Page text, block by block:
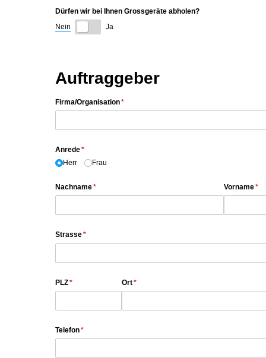
Dürfen wir bei Ihnen Grossgeräte abholen?
Nein
Ja
Auftraggeber
Firma/​Organisation*
(erforderlich)
Anrede*
(erforderlich)
Herr
Frau
Nachname*
(erforderlich) Vorname*
Strasse*
(erforderlich)
PLZ*
(erforderlich) Ort*
(erforderlich)
Telefon*
(erforderlich)